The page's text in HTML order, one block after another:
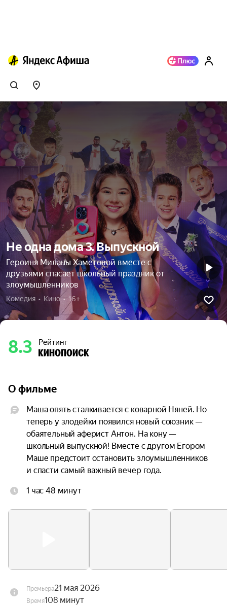
Не одна дома 3. Выпускной
Героиня Миланы Хаметовой вместе с
друзьями спасает школьный праздник от
злоумышленников
Комедия  •  Кино  •  16+
8.3 Рейтинг
О фильме
Маша опять сталкивается с коварной Няней. Но
теперь у злодейки появился новый союзник —
обаятельный аферист Антон. На кону —
школьный выпускной! Вместе с другом Егором
Маше предстоит остановить злоумышленников
и спасти самый важный вечер года.
1 час 48 минут
Премьера21 мая 2026
Время108 минут